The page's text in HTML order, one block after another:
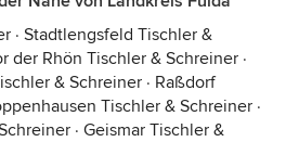
· Stadtlengsfeld Tischler &
der Rhön Tischler & Schreiner ·
& Schreiner · Raßdorf
Tischler & Schreiner ·
· Geismar Tischler &